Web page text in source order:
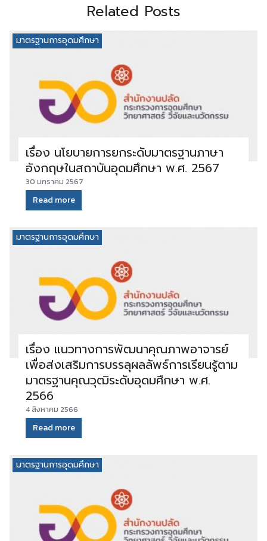
Related Posts
มาตรฐานการอุดมศึกษา
เรื่อง นโยบายการยกระดับมาตรฐานภาษา
อังกฤษในสถาบันอุดมศึกษา พ.ศ. 2567
30 มกราคม 2567
Read more
มาตรฐานการอุดมศึกษา
เรื่อง แนวทางการพัฒนาคุณภาพอาจารย์
เพื่อส่งเสริมการบรรลุผลลัพธ์การเรียนรู้ตาม
มาตรฐานคุณวุฒิระดับอุดมศึกษา พ.ศ.
2566
4 สิงหาคม 2566
Read more
มาตรฐานการอุดมศึกษา